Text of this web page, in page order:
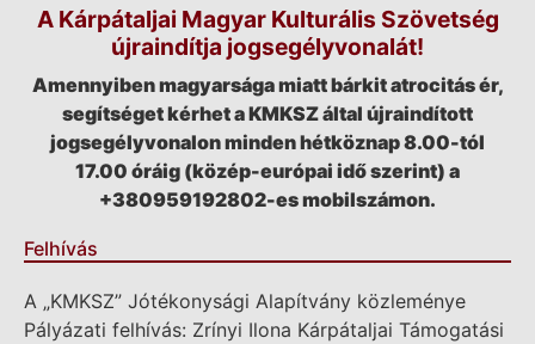
A Kárpátaljai Magyar Kulturális Szövetség
újraindítja jogsegélyvonalát!
Amennyiben magyarsága miatt bárkit atrocitás ér,
segítséget kérhet a KMKSZ által újraindított
jogsegélyvonalon minden hétköznap 8.00-tól
17.00 óráig (közép-európai idő szerint) a
+380959192802-es mobilszámon.
Felhívás
A „KMKSZ” Jótékonysági Alapítvány közleménye
Pályázati felhívás: Zrínyi Ilona Kárpátaljai Támogatási